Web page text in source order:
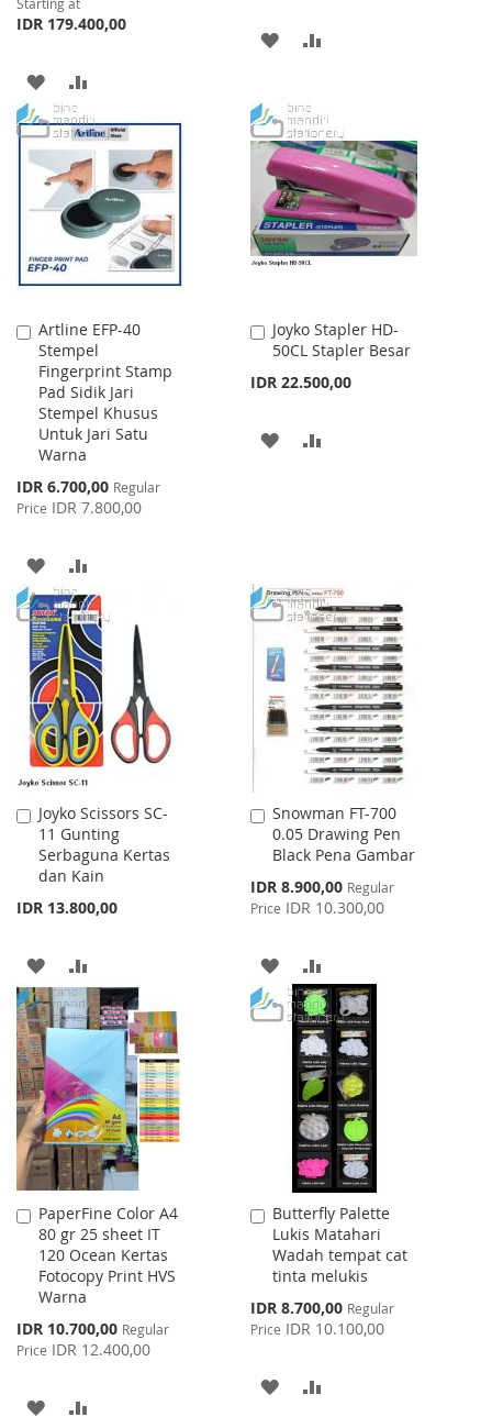
IDR 179.400,00
ADD
TO
WISH
LIST
TO
COMPARE
ADD
WISH
LIST
COMPARE
Artline EFP-40
Stempel
Fingerprint Stamp
Pad Sidik Jari
Stempel Khusus
Untuk Jari Satu
Warna
Special
Price
IDR 6.700,00 Regular
Price IDR 7.800,00
Add
to
Cart
ADD
TO
WISH
LIST
TO
COMPARE
Joyko Stapler HD-
50CL Stapler Besar
IDR 22.500,00
Add
to
ADD
Joyko Scissors SC-
11 Gunting
Serbaguna Kertas
dan Kain
IDR 13.800,00
Add
to
Cart
ADD
TO
WISH
LIST
TO
COMPARE
Snowman FT-700
0.05 Drawing Pen
Black Pena Gambar
Special
Price
IDR 8.900,00 Regular
Price IDR 10.300,00
Add
to
Cart
ADD
TO
WISH
LIST
TO
COMPARE
PaperFine Color A4
80 gr 25 sheet IT
120 Ocean Kertas
Fotocopy Print HVS
Warna
Special
Price
IDR 10.700,00 Regular
Price IDR 12.400,00
Add
to
Cart
ADD
Butterfly Palette
Lukis Matahari
Wadah tempat cat
tinta melukis
Special
Price
IDR 8.700,00 Regular
Price IDR 10.100,00
Add
to
Cart
ADD